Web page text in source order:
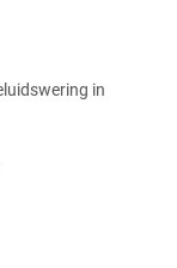
in